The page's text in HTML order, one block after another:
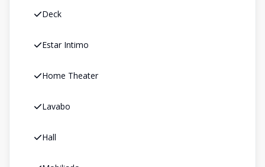
Deck
Estar Intimo
Home Theater
Lavabo
Hall